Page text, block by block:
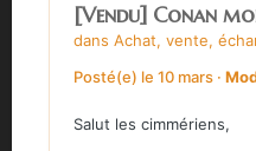
[Vendu] Conan
dans Achat, vente,
Posté(e) le 10 mars ·
Salut les cimmériens,